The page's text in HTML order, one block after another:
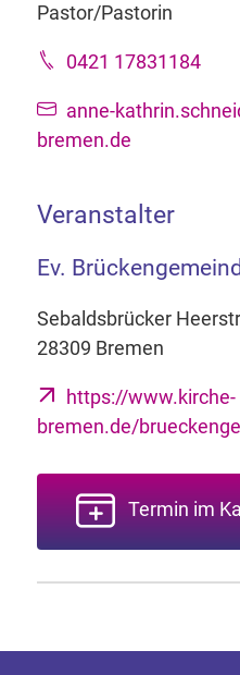
Pastor/Pastorin
0421 17831184
anne-
bremen.de
Veranstalter
Ev.
Sebaldsbrücker
28309 Bremen
https://www.kirche-
bremen.de/
Termin im